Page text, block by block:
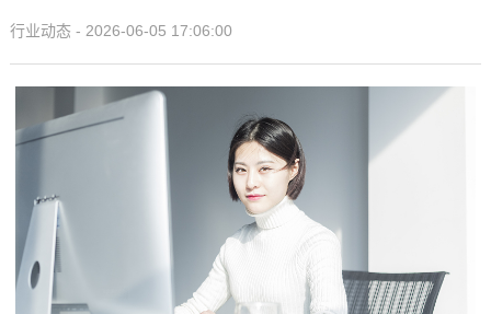
行业动态 - 2026-06-05 17:06:00